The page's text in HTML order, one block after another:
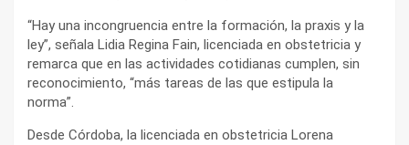
“Hay una incongruencia entre la formación, la praxis y la
ley”, señala Lidia Regina Fain, licenciada en obstetricia y
remarca que en las actividades cotidianas cumplen, sin
reconocimiento, “más tareas de las que estipula la
norma”.
Desde Córdoba, la licenciada en obstetricia Lorena